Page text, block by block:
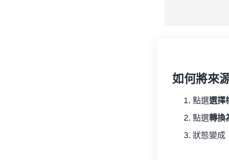
如何將來
點選選擇
點選轉換
狀態變成